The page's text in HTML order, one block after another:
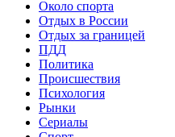
Около спорта
Отдых в России
Отдых за границей
ПДД
Политика
Происшествия
Психология
Рынки
Сериалы